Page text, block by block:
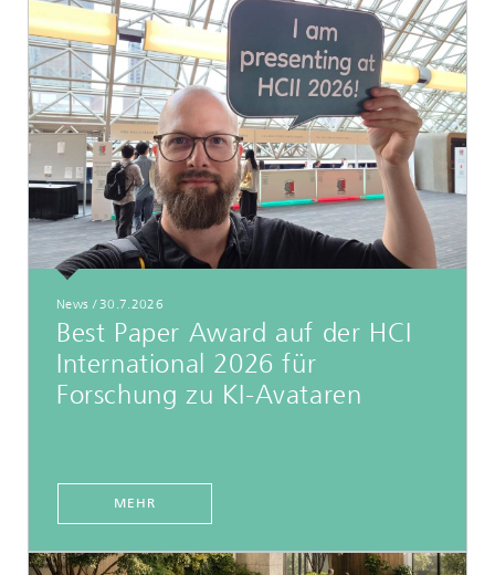
News / 30.7.2026
Best Paper Award auf der HCI
International 2026 für
Forschung zu KI-Avataren
MEHR